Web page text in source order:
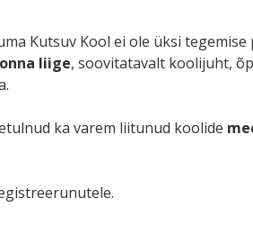
Kutsuv Kool ei ole üksi
liige, soovitatavalt koolijuht,
ka varem liitunud koolide